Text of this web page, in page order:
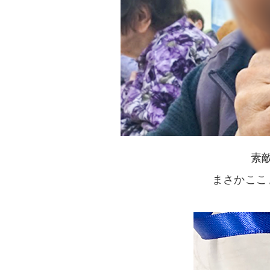
素
まさかこ